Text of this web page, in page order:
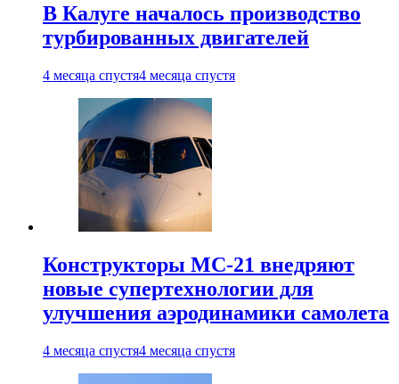
В Калуге началось производство
турбированных двигателей
4 месяца спустя4 месяца спустя
Конструкторы МС-21 внедряют
новые супертехнологии для
улучшения аэродинамики самолета
4 месяца спустя4 месяца спустя